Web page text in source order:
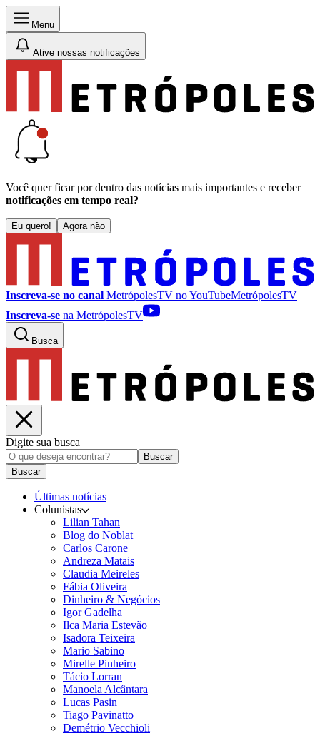
Menu
Ative nossas notificações
Você quer ficar por dentro das notícias mais importantes e receber
notificações em tempo real?
Eu quero! Agora não
Inscreva-se no canal MetrópolesTV noYouTubeMetrópolesTV
Inscreva-se na MetrópolesTV
Busca
Digite sua busca
Buscar
Buscar
Últimas notícias
Colunistas
Lilian Tahan
Blog do Noblat
Carlos Carone
Andreza Matais
Claudia Meireles
Fábia Oliveira
Dinheiro & Negócios
Igor Gadelha
Ilca Maria Estevão
Isadora Teixeira
Mario Sabino
Mirelle Pinheiro
Tácio Lorran
Manoela Alcântara
Lucas Pasin
Tiago Pavinatto
Demétrio Vecchioli